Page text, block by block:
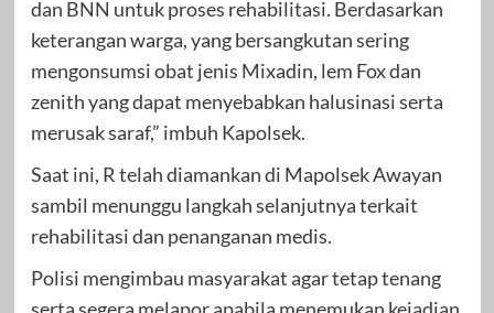
dan BNN untuk proses rehabilitasi. Berdasarkan
keterangan warga, yang bersangkutan sering
mengonsumsi obat jenis Mixadin, lem Fox dan
zenith yang dapat menyebabkan halusinasi serta
merusak saraf,” imbuh Kapolsek.
Saat ini, R telah diamankan di Mapolsek Awayan
sambil menunggu langkah selanjutnya terkait
rehabilitasi dan penanganan medis.
Polisi mengimbau masyarakat agar tetap tenang